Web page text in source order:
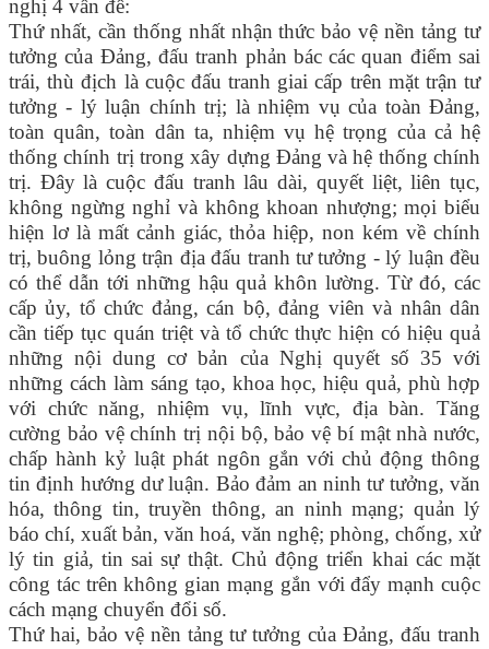
nghị 4 vấn đề:
Thứ nhất, cần thống nhất nhận thức bảo vệ nền tảng tư
tưởng của Đảng, đấu tranh phản bác các quan điểm sai
trái, thù địch là cuộc đấu tranh giai cấp trên mặt trận tư
tưởng - lý luận chính trị; là nhiệm vụ của toàn Đảng,
toàn quân, toàn dân ta, nhiệm vụ hệ trọng của cả hệ
thống chính trị trong xây dựng Đảng và hệ thống chính
trị. Đây là cuộc đấu tranh lâu dài, quyết liệt, liên tục,
không ngừng nghỉ và không khoan nhượng; mọi biểu
hiện lơ là mất cảnh giác, thỏa hiệp, non kém về chính
trị, buông lỏng trận địa đấu tranh tư tưởng - lý luận đều
có thể dẫn tới những hậu quả khôn lường. Từ đó, các
cấp ủy, tổ chức đảng, cán bộ, đảng viên và nhân dân
cần tiếp tục quán triệt và tổ chức thực hiện có hiệu quả
những nội dung cơ bản của Nghị quyết số 35 với
những cách làm sáng tạo, khoa học, hiệu quả, phù hợp
với chức năng, nhiệm vụ, lĩnh vực, địa bàn. Tăng
cường bảo vệ chính trị nội bộ, bảo vệ bí mật nhà nước,
chấp hành kỷ luật phát ngôn gắn với chủ động thông
tin định hướng dư luận. Bảo đảm an ninh tư tưởng, văn
hóa, thông tin, truyền thông, an ninh mạng; quản lý
báo chí, xuất bản, văn hoá, văn nghệ; phòng, chống, xử
lý tin giả, tin sai sự thật. Chủ động triển khai các mặt
công tác trên không gian mạng gắn với đẩy mạnh cuộc
cách mạng chuyển đổi số.
Thứ hai, bảo vệ nền tảng tư tưởng của Đảng, đấu tranh